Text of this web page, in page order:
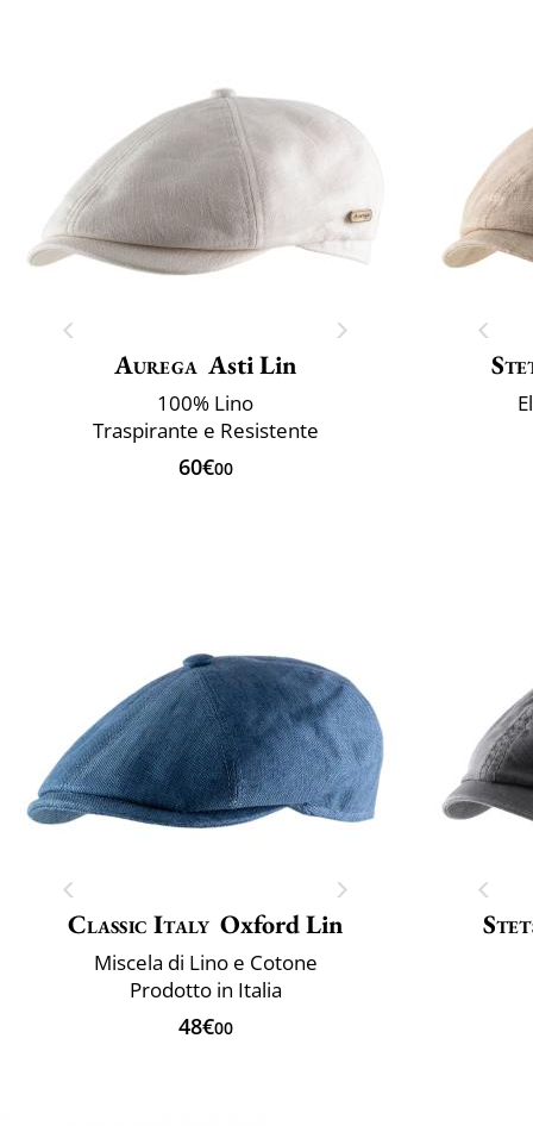
Aurega Asti Lin
100% Lino
Traspirante e Resistente
60€00
Classic Italy Oxford Lin
Miscela di Lino e Cotone
Prodotto in Italia
48€00